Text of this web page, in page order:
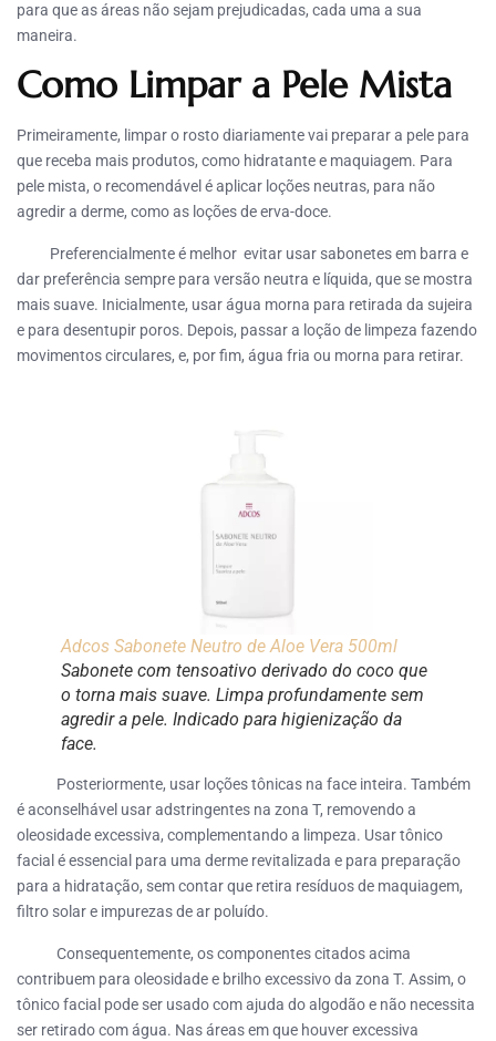
para que as áreas não sejam prejudicadas, cada uma a sua
maneira.
Como Limpar a Pele Mista
Primeiramente, limpar o rosto diariamente vai preparar a pele para
que receba mais produtos, como hidratante e maquiagem. Para
pele mista, o recomendável é aplicar loções neutras, para não
agredir a derme, como as loções de erva-doce.
Preferencialmente é melhor evitar usar sabonetes em barra e
dar preferência sempre para versão neutra e líquida, que se mostra
mais suave. Inicialmente, usar água morna para retirada da sujeira
e para desentupir poros. Depois, passar a loção de limpeza fazendo
movimentos circulares, e, por fim, água fria ou morna para retirar.
Adcos Sabonete Neutro de Aloe Vera 500ml
Sabonete com tensoativo derivado do coco que
o torna mais suave. Limpa profundamente sem
agredir a pele. Indicado para higienização da
face.
Posteriormente, usar loções tônicas na face inteira. Também
é aconselhável usar adstringentes na zona T, removendo a
oleosidade excessiva, complementando a limpeza. Usar tônico
facial é essencial para uma derme revitalizada e para preparação
para a hidratação, sem contar que retira resíduos de maquiagem,
filtro solar e impurezas de ar poluído.
Consequentemente, os componentes citados acima
contribuem para oleosidade e brilho excessivo da zona T. Assim, o
tônico facial pode ser usado com ajuda do algodão e não necessita
ser retirado com água. Nas áreas em que houver excessiva